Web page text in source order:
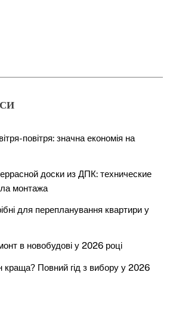
повітря: значна економія на
доски из ДПК: технические
монтажа
для перепланування квартири у
в новобудові у 2026 році
краща? Повний гід з вибору у 2026